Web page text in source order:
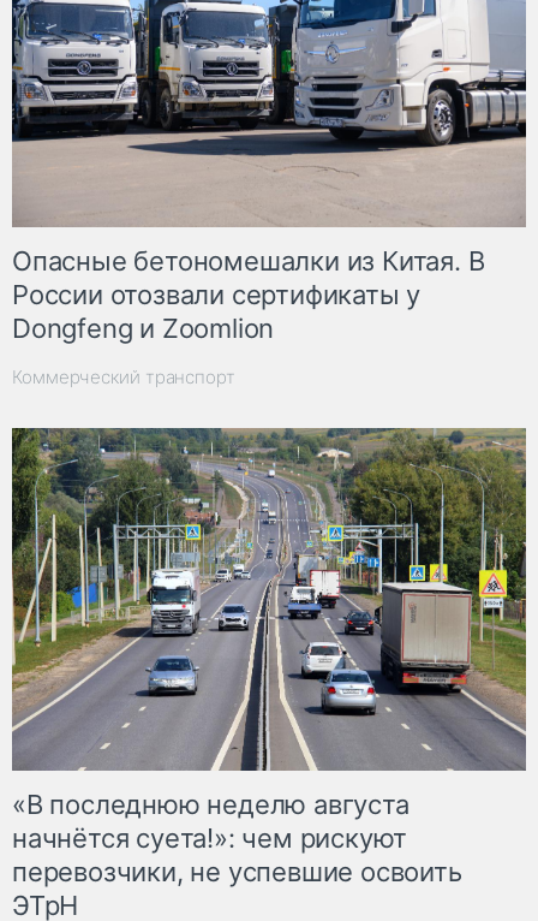
Опасные бетономешалки из Китая. В
России отозвали сертификаты у
Dongfeng и Zoomlion
Коммерческий транспорт
«В последнюю неделю августа
начнётся суета!»: чем рискуют
перевозчики, не успевшие освоить
ЭТрН